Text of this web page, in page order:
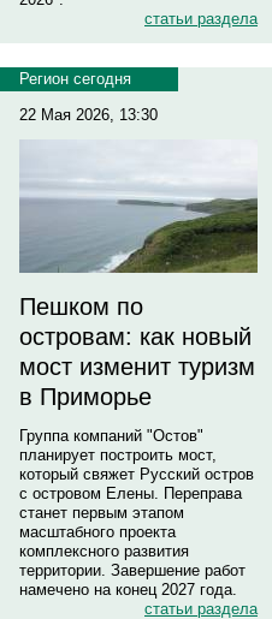
статьи раздела
Регион сегодня
22 Мая 2026, 13:30
Пешком по
островам: как новый
мост изменит туризм
в Приморье
Группа компаний "Остов"
планирует построить мост,
который свяжет Русский остров
с островом Елены. Переправа
станет первым этапом
масштабного проекта
комплексного развития
территории. Завершение работ
намечено на конец 2027 года.
статьи раздела